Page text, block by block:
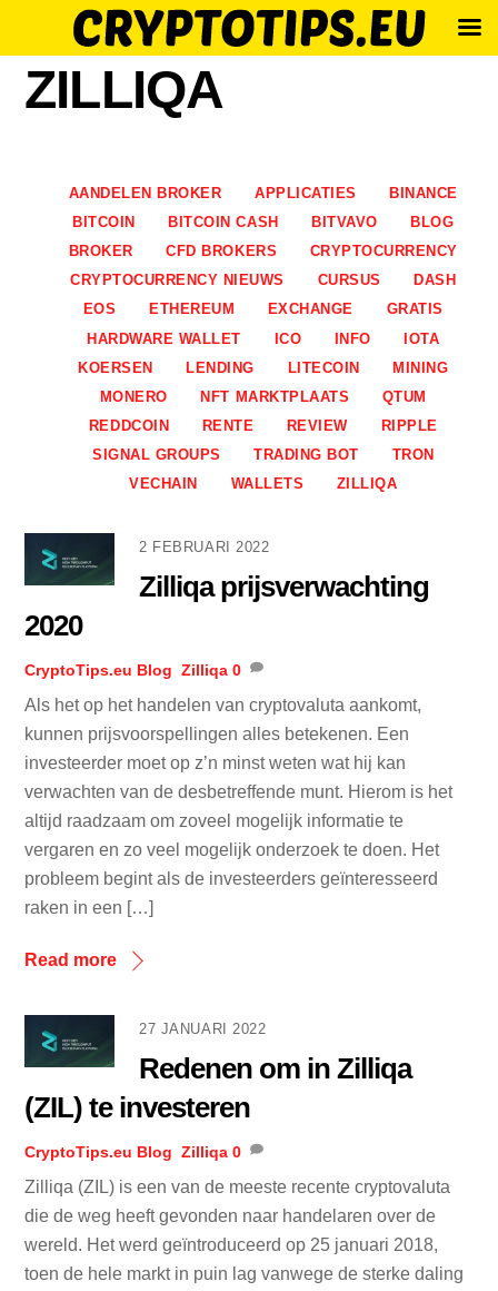
SkipZILLIQA
AANDELEN BROKER APPLICATIES
BINANCE
BITCOIN
BITCOIN CASH BITVAVO
BLOG
BROKER
CFD BROKERS
CRYPTOCURRENCY
CRYPTOCURRENCY NIEUWS
CURSUS
DASH
EOS
ETHEREUM EXCHANGE
GRATIS
HARDWARE WALLET
ICO INFO
IOTA
KOERSEN
LENDING LITECOIN
MINING
MONERO
NFT MARKTPLAATS
QTUM
REDDCOIN
RENTE REVIEW
RIPPLE
SIGNAL GROUPS
TRADING BOT
TRON
VECHAIN
WALLETS ZILLIQA
2 FEBRUARI 2022
Zilliqa prijsverwachting
2020
CryptoTips.eu Blog ,Zilliqa 0
Als het op het handelen van cryptovaluta aankomt,
kunnen prijsvoorspellingen alles betekenen. Een
investeerder moet op z’n minst weten wat hij kan
verwachten van de desbetreffende munt. Hierom is het
altijd raadzaam om zoveel mogelijk informatie te
vergaren en zo veel mogelijk onderzoek te doen. Het
probleem begint als de investeerders geïnteresseerd
raken in een […]
Read more
27 JANUARI 2022
Redenen om in Zilliqa
(ZIL) te investeren
CryptoTips.eu Blog ,Zilliqa 0
Zilliqa (ZIL) is een van de meeste recente cryptovaluta
die de weg heeft gevonden naar handelaren over de
wereld. Het werd geïntroduceerd op 25 januari 2018,
toen de hele markt in puin lag vanwege de sterke daling